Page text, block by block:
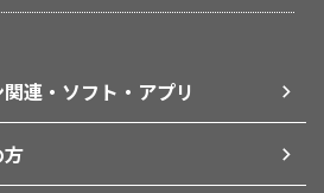
連・ソフト・アプリ